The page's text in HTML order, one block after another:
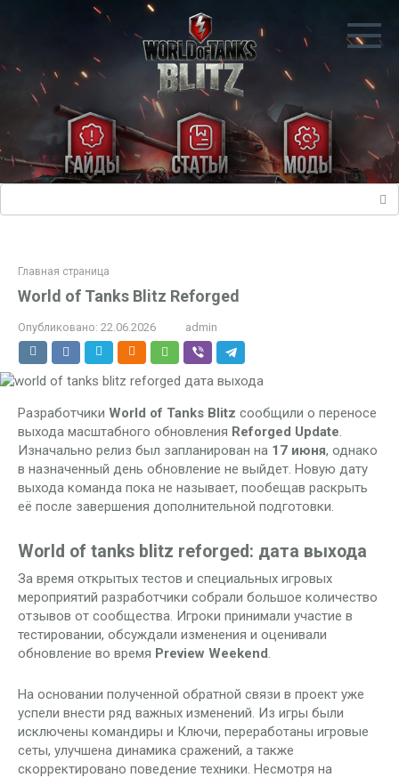
Главная страница
World of Tanks Blitz Reforged
Опубликовано: 22.06.2026 admin
Разработчики World of Tanks Blitz сообщили о переносе
выхода масштабного обновления Reforged Update.
Изначально релиз был запланирован на 17 июня, однако
в назначенный день обновление не выйдет. Новую дату
выхода команда пока не называет, пообещав раскрыть
её после завершения дополнительной подготовки.
World of tanks blitz reforged: дата выхода
За время открытых тестов и специальных игровых
мероприятий разработчики собрали большое количество
отзывов от сообщества. Игроки принимали участие в
тестировании, обсуждали изменения и оценивали
обновление во время Preview Weekend.
На основании полученной обратной связи в проект уже
успели внести ряд важных изменений. Из игры были
исключены командиры и Ключи, переработаны игровые
сеты, улучшена динамика сражений, а также
скорректировано поведение техники. Несмотря на